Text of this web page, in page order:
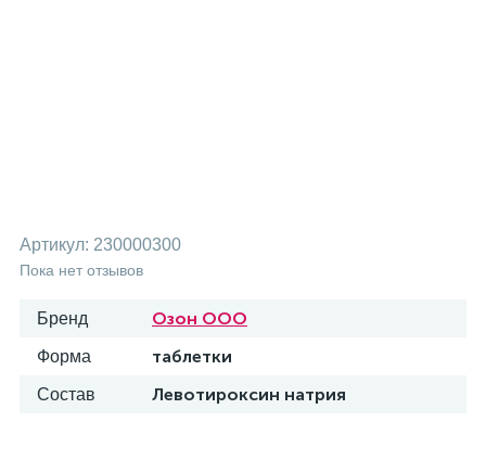
Артикул: 230000300
Пока нет отзывов
Бренд Озон ООО
Форма таблетки
Состав Левотироксин натрия